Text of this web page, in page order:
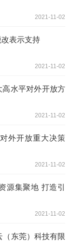
2021-11-02
表示支持
2021-11-02
高水平对外开放方
2021-11-02
外开放重大决策
2021-11-02
源集聚地 打造引
2021-11-02
（东莞）科技有限